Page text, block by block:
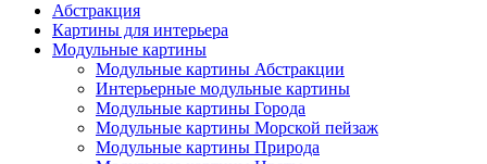
Абстракция
Картины для интерьера
Модульные картины
Модульные картины Абстракции
Интерьерные модульные картины
Модульные картины Города
Модульные картины Морской пейзаж
Модульные картины Природа